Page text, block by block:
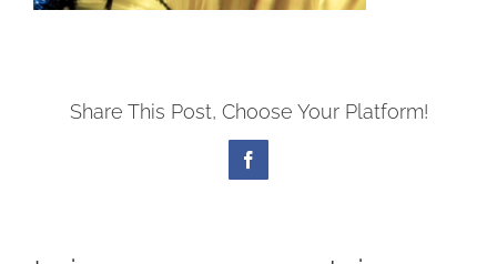
Share This Post, Choose Your Platform!
Facebook